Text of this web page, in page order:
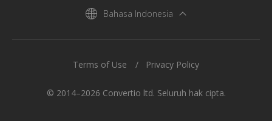
Bahasa Indonesia
© 2014–2026 Convertio ltd. Seluruh hak cipta.
Terms of Use Privacy Policy